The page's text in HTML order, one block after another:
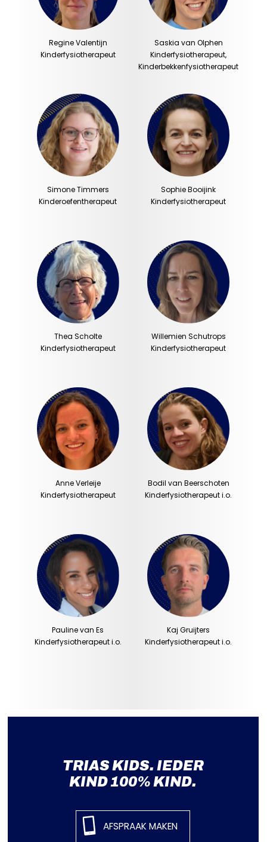
Regine Valentijn
Kinderfysiotherapeut
Saskia van Olphen
Kinderfysiotherapeut,
Kinderbekkenfysiotherapeut
Simone Timmers
Kinderoefentherapeut
Sophie Booijink
Kinderfysiotherapeut
Thea Scholte
Kinderfysiotherapeut
Willemien Schutrops
Kinderfysiotherapeut
Anne Verleije
Kinderfysiotherapeut
Bodil van Beerschoten
Kinderfysiotherapeut i.o.
Pauline van Es
Kinderfysiotherapeut i.o.
Kaj Gruijters
Kinderfysiotherapeut i.o.
TRIAS KIDS. IEDER
KIND 100% KIND.
AFSPRAAK MAKEN